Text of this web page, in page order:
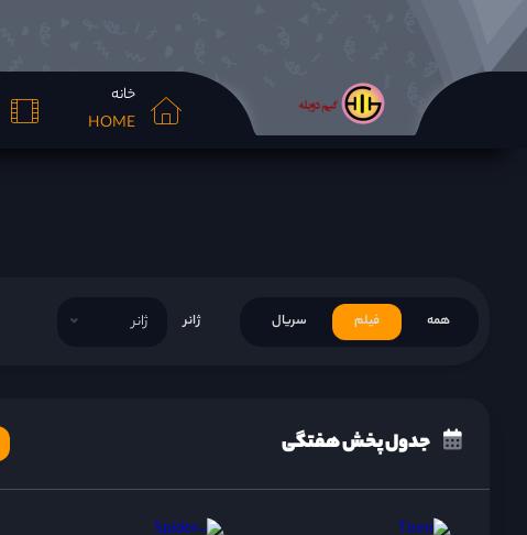
خانه
HOME
همه فیلم سریال ژانر ژانر
جدول پخش هفتگی